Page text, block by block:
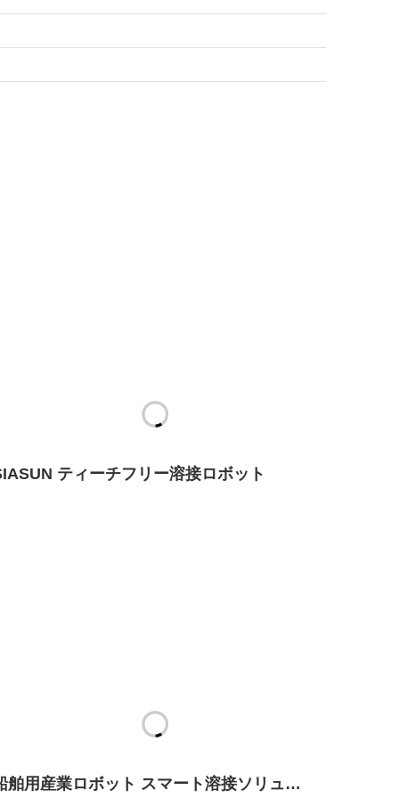
ティーチフリー溶接ロボット
舶用産業ロボット スマート溶接ソリュー